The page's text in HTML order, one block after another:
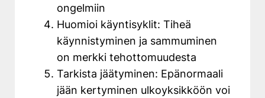
ongelmiin
Huomioi käyntisyklit: Tiheä
käynnistyminen ja sammuminen
on merkki tehottomuudesta
Tarkista jäätyminen: Epänormaali
jään kertyminen ulkoyksikköön voi